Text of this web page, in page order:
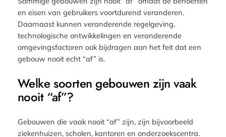
en eisen van gebruikers voortdurend veranderen.
Daarnaast kunnen veranderende regelgeving,
technologische ontwikkelingen en veranderende
omgevingsfactoren ook bijdragen aan het feit dat een
gebouw nooit echt “af” is.
Welke soorten gebouwen zijn vaak
nooit “af”?
Gebouwen die vaak nooit “af” zijn, zijn bijvoorbeeld
ziekenhuizen, scholen, kantoren en onderzoekscentra.